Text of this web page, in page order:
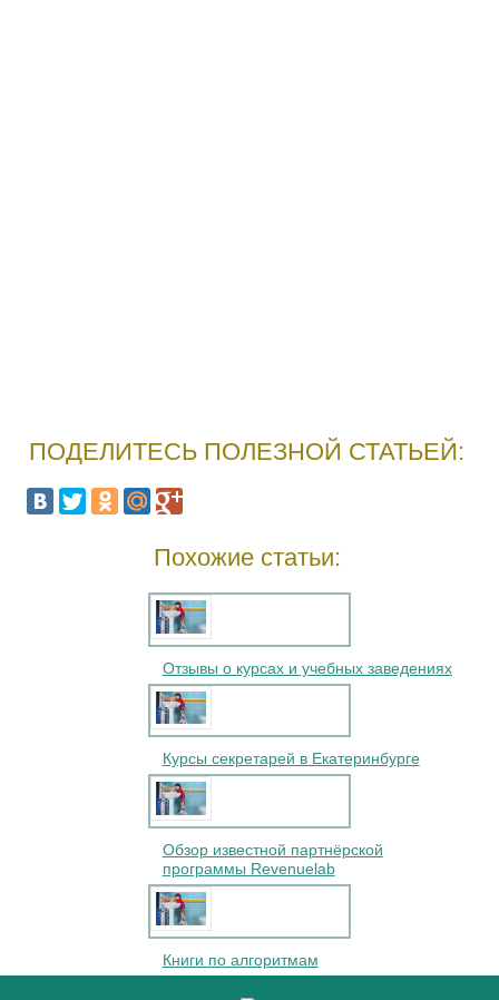
ПОДЕЛИТЕСЬ ПОЛЕЗНОЙ СТАТЬЕЙ:
Похожие статьи:
Отзывы о курсах и учебных заведениях
Курсы секретарей в Екатеринбурге
Обзор известной партнёрской
программы Revenuelab
Книги по алгоритмам